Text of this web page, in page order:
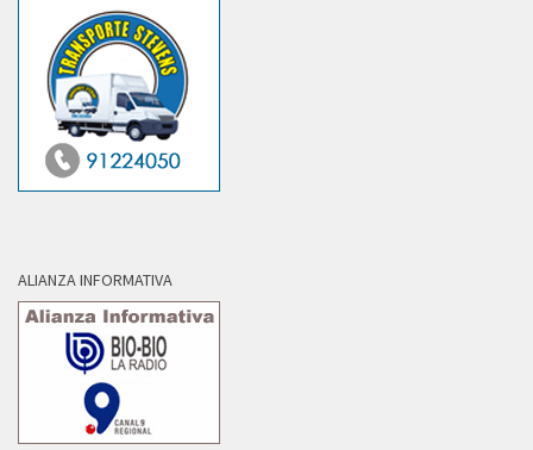
ALIANZA INFORMATIVA